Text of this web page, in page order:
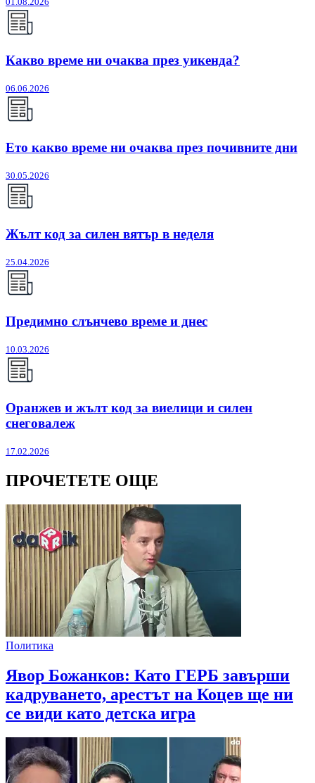
Какво време ни очаква през уикенда?
06.06.2026
Ето какво време ни очаква през почивните дни
30.05.2026
Жълт код за силен вятър в неделя
25.04.2026
Предимно слънчево време и днес
10.03.2026
Оранжев и жълт код за виелици и силен
снеговалеж
17.02.2026
ПРОЧЕТЕТЕ ОЩЕ
Политика
Явор Божанков: Като ГЕРБ завърши
кадруването, арестът на Коцев ще ни
се види като детска игра